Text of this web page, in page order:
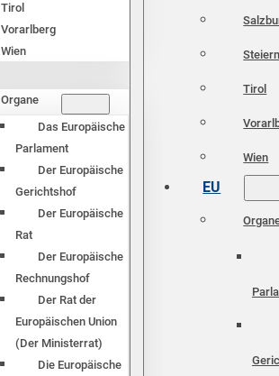
Tirol
Vorarlberg
Wien
Organe
Das Europäische
Parlament
Der Europäische
Gerichtshof
Der Europäische
Rat
Der Europäische
Rechnungshof
Der Rat der
Europäischen Union
(Der Ministerrat)
Die Europäische
Tirol
Wien
EU